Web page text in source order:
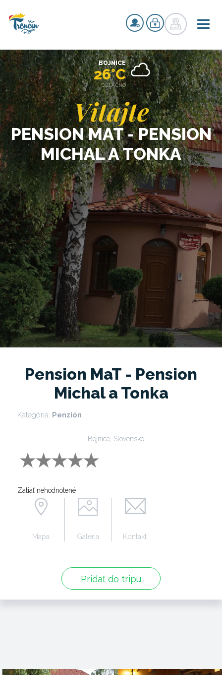
Vitajte
PENSION MAT - PENSION
MICHAL A TONKA
BOJNICE
26°C
OBLAČNO
Pension MaT - Pension
Michal a Tonka
Kategória: Penzión
Bojnice, Slovensko
Zatiaľ nehodnotené
Pridať do tripu
Mapa Galéria Kontakt